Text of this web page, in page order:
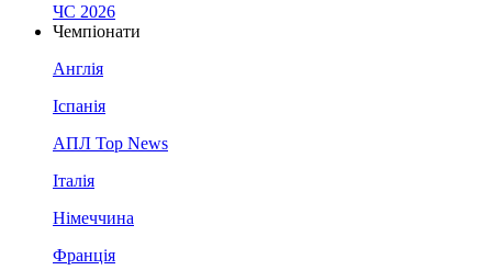
ЧС 2026
Чемпіонати
Англія
Іспанія
АПЛ Top News
Італія
Німеччина
Франція